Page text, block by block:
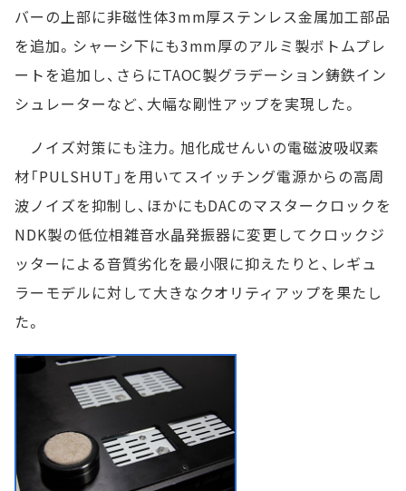
バーの上部に非磁性体3mm厚ステンレス金属加工部品
を追加。シャーシ下にも3mm厚のアルミ製ボトムプレ
ートを追加し、さらにTAOC製グラデーション鋳鉄イン
シュレーターなど、大幅な剛性アップを実現した。
ノイズ対策にも注力。旭化成せんいの電磁波吸収素
材「PULSHUT」を用いてスイッチング電源からの高周
波ノイズを抑制し、ほかにもDACのマスタークロックを
NDK製の低位相雑音水晶発振器に変更してクロックジ
ッターによる音質劣化を最小限に抑えたりと、レギュ
ラーモデルに対して大きなクオリティアップを果たし
た。